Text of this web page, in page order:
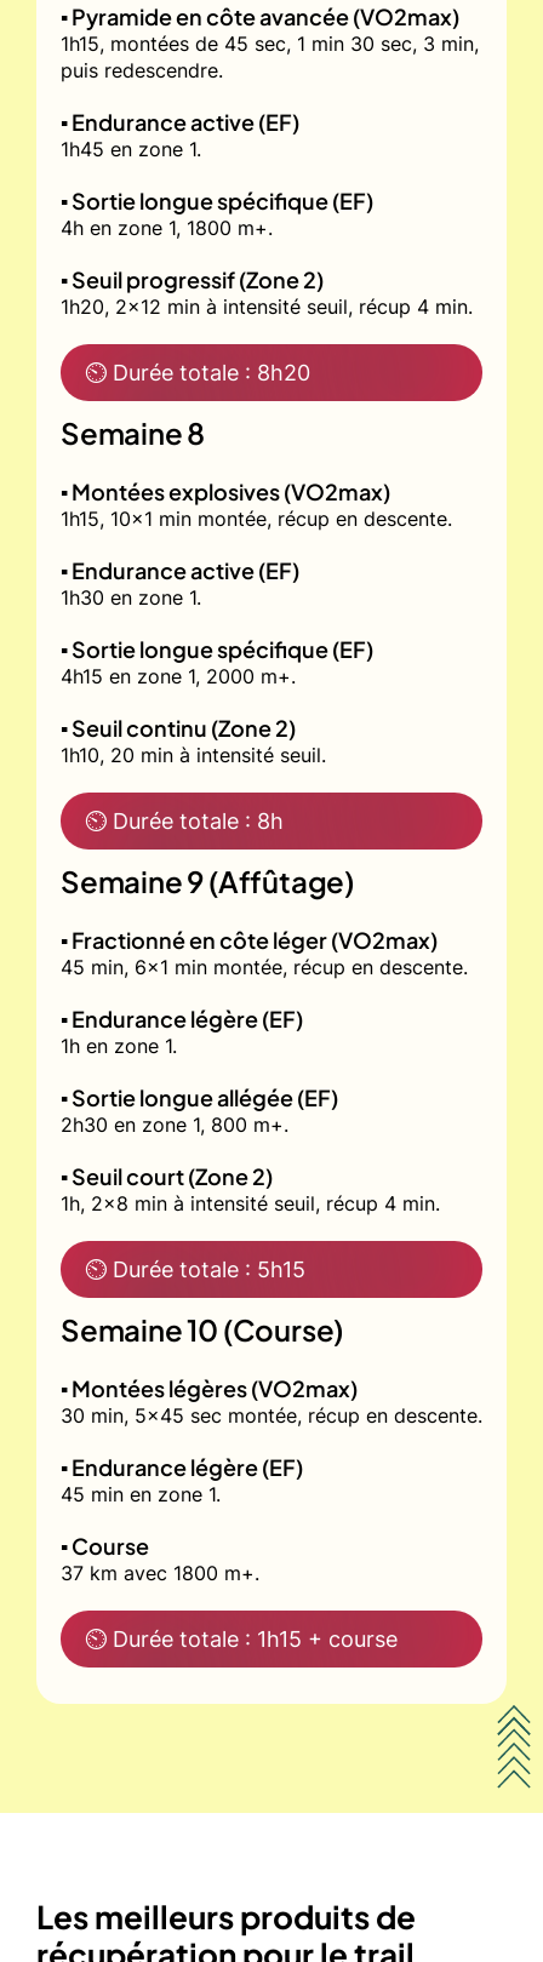
▪️ Pyramide en côte avancée (VO2max)
1h15, montées de 45 sec, 1 min 30 sec, 3 min,
puis redescendre.
▪️ Endurance active (EF)
1h45 en zone 1.
▪️ Sortie longue spécifique (EF)
4h en zone 1, 1800 m+.
▪️ Seuil progressif (Zone 2)
1h20, 2x12 min à intensité seuil, récup 4 min.
⏲ Durée totale : 8h20
Semaine 8
▪️ Montées explosives (VO2max)
1h15, 10x1 min montée, récup en descente.
▪️ Endurance active (EF)
1h30 en zone 1.
▪️ Sortie longue spécifique (EF)
4h15 en zone 1, 2000 m+.
▪️ Seuil continu (Zone 2)
1h10, 20 min à intensité seuil.
⏲ Durée totale : 8h
Semaine 9 (Affûtage)
▪️ Fractionné en côte léger (VO2max)
45 min, 6x1 min montée, récup en descente.
▪️ Endurance légère (EF)
1h en zone 1.
▪️ Sortie longue allégée (EF)
2h30 en zone 1, 800 m+.
▪️ Seuil court (Zone 2)
1h, 2x8 min à intensité seuil, récup 4 min.
⏲ Durée totale : 5h15
Semaine 10 (Course)
▪️ Montées légères (VO2max)
30 min, 5x45 sec montée, récup en descente.
▪️ Endurance légère (EF)
45 min en zone 1.
▪️ Course
37 km avec 1800 m+.
⏲ Durée totale : 1h15 + course
Les meilleurs produits de
récupération pour le trail